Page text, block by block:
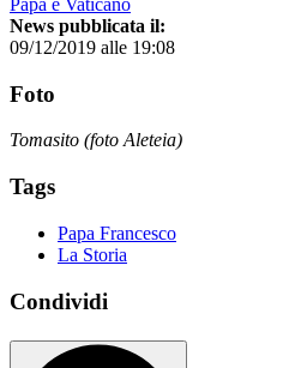
Papa e Vaticano
News pubblicata il:
09/12/2019 alle 19:08
Foto
Tomasito (foto Aleteia)
Tags
Papa Francesco
La Storia
Condividi